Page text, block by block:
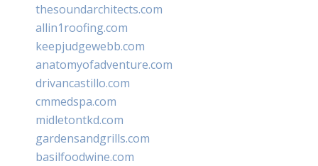
thesoundarchitects.com
allin1roofing.com
keepjudgewebb.com
anatomyofadventure.com
drivancastillo.com
cmmedspa.com
midletontkd.com
gardensandgrills.com
basilfoodwine.com